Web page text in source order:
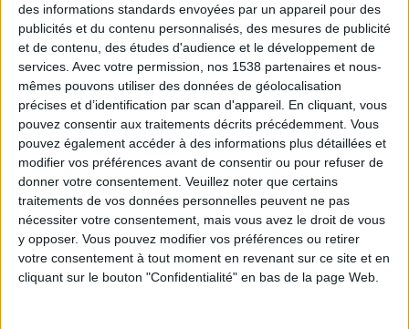
des informations standards envoyées par un appareil pour des
publicités et du contenu personnalisés, des mesures de publicité
et de contenu, des études d'audience et le développement de
services. Avec votre permission, nos 1538 partenaires et nous-
mêmes pouvons utiliser des données de géolocalisation
précises et d’identification par scan d'appareil. En cliquant, vous
pouvez consentir aux traitements décrits précédemment. Vous
pouvez également accéder à des informations plus détaillées et
modifier vos préférences avant de consentir ou pour refuser de
donner votre consentement. Veuillez noter que certains
traitements de vos données personnelles peuvent ne pas
nécessiter votre consentement, mais vous avez le droit de vous
y opposer. Vous pouvez modifier vos préférences ou retirer
votre consentement à tout moment en revenant sur ce site et en
cliquant sur le bouton "Confidentialité" en bas de la page Web.
seulement bons, naturels, mais également beaux et
appétissants.
Se réjouir visuellement d'un plat,le humer avant de le
manger, le rend encore plus appétissant... Elle convint
Albert Chocron de la laisser travailler avec lui sur cette
liste, et se lance dans la conception de son programme
qu'elle matérialisera avec son "Carnet de Route", le
livre de chevet de ses participants, où sont répertoriés
des dizaines de tuyaux de cuisine, de recettes
fantastiques, et de conseils précieux et originaux.